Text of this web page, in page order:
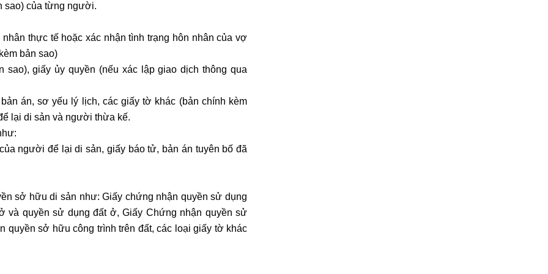
sao) của từng người.
thực tế hoặc xác nhận tình trạng hôn nhân của vợ
bản sao)
sao), giấy ủy quyền (nếu xác lập giao dịch thông qua
án, sơ yếu lý lịch, các giấy tờ khác (bản chính kèm
lại di sản và người thừa kế.
người để lại di sản, giấy báo tử, bản án tuyên bố đã
sở hữu di sản như: Giấy chứng nhận quyền sử dụng
và quyền sử dụng đất ở, Giấy Chứng nhận quyền sử
quyền sở hữu công trình trên đất, các loại giấy tờ khác